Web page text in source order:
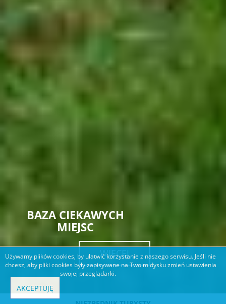
BAZA CIEKAWYCH
MIEJSC
WIĘCEJ
Używamy plików cookies, by ułatwić korzystanie z naszego serwisu. Jeśli nie
chcesz, aby pliki cookies były zapisywane na Twoim dysku zmień ustawienia
swojej przeglądarki.
AKCEPTUJĘ